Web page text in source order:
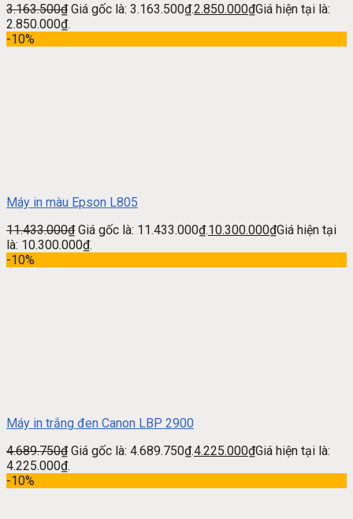
3.163.500₫ Giá gốc là: 3.163.500₫.2.850.000₫Giá hiện tại là:
2.850.000₫.
-10%
Máy in màu Epson L805
11.433.000₫ Giá gốc là: 11.433.000₫.10.300.000₫Giá hiện tại
là: 10.300.000₫.
-10%
Máy in trắng đen Canon LBP 2900
4.689.750₫ Giá gốc là: 4.689.750₫.4.225.000₫Giá hiện tại là:
4.225.000₫.
-10%